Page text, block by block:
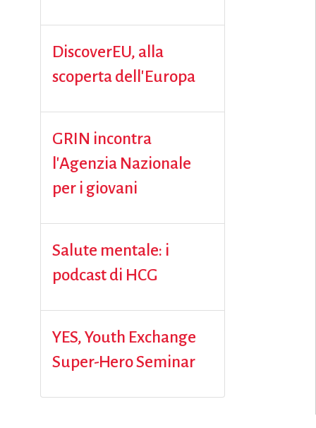
DiscoverEU, alla
scoperta dell'Europa
GRIN incontra
l'Agenzia Nazionale
per i giovani
Salute mentale: i
podcast di HCG
YES, Youth Exchange
Super-Hero Seminar